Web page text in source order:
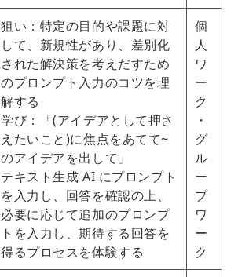
狙い：特定の目的や課題に対
して、新規性があり、差別化
された解決策を考えだすため
のプロンプト入力のコツを理
解する
学び：「(アイデアとして押さ
えたいこと)に焦点をあてて~
のアイデアを出して」
テキスト生成 AI にプロンプト
を入力し、回答を確認の上、
必要に応じて追加のプロンプ
トを入力し、期待する回答を
得るプロセスを体験する
個
人
ワ
ー
ク
・
グ
ル
ー
プ
ワ
ー
ク